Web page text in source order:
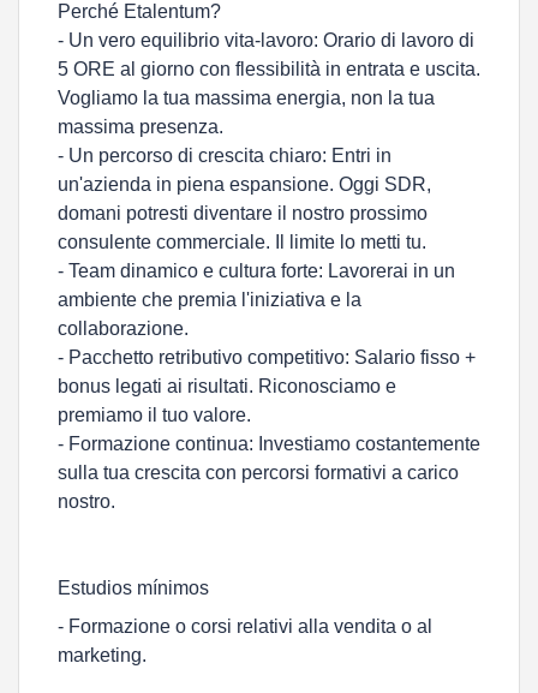
Perché Etalentum?
- Un vero equilibrio vita-lavoro: Orario di lavoro di
5 ORE al giorno con flessibilità in entrata e uscita.
Vogliamo la tua massima energia, non la tua
massima presenza.
- Un percorso di crescita chiaro: Entri in
un'azienda in piena espansione. Oggi SDR,
domani potresti diventare il nostro prossimo
consulente commerciale. Il limite lo metti tu.
- Team dinamico e cultura forte: Lavorerai in un
ambiente che premia l'iniziativa e la
collaborazione.
- Pacchetto retributivo competitivo: Salario fisso +
bonus legati ai risultati. Riconosciamo e
premiamo il tuo valore.
- Formazione continua: Investiamo costantemente
sulla tua crescita con percorsi formativi a carico
nostro.
Estudios mínimos
- Formazione o corsi relativi alla vendita o al
marketing.